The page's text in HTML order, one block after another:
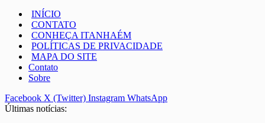
INÍCIO
CONTATO
CONHEÇA ITANHAÉM
POLÍTICAS DE PRIVACIDADE
MAPA DO SITE
Contato
Sobre
Facebook X (Twitter) Instagram WhatsApp
Últimas notícias: